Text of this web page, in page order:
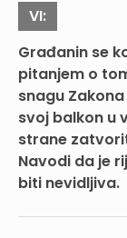
VI:
Građanin se
pitanjem o
snagu
svoj balkon u
strane
Navodi da je
biti nevidljiva.